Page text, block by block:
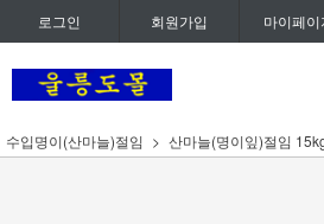
로그인 회원가입 마이페이
수입명이(산마늘)절임 산마늘(명이잎)절임